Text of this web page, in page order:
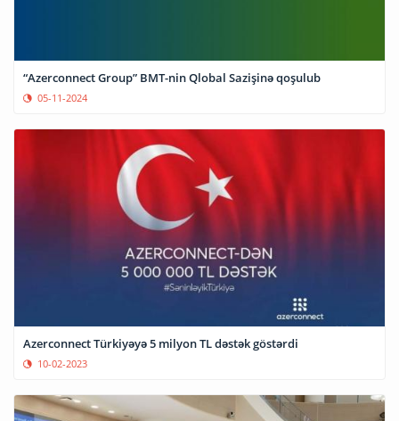
“Azerconnect Group” BMT-nin Qlobal Sazişinə qoşulub
05-11-2024
Azerconnect Türkiyəyə 5 milyon TL dəstək göstərdi
10-02-2023